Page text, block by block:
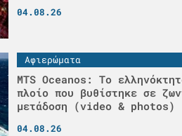
04.08.26
Αφιερώματα
MTS Oceanos: Το
πλοίο που βυθίστηκε σε
μετάδοση (video & photos)
04.08.26